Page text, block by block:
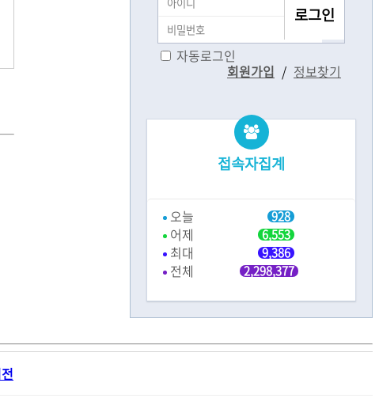
자동로그인
회원가입 / 정보찾기
접속자집계
오늘 928
어제 6,553
최대 9,386
전체 2,298,377